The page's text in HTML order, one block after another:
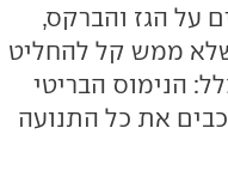
על הגז והברקס,
ממש קל להחליט
הנימוס הבריטי
את כל התנועה